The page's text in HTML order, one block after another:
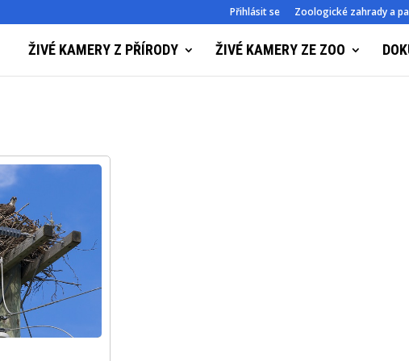
Přihlásit se Zoologické zahrady a
ŽIVÉ KAMERY Z PŘÍRODY ŽIVÉ KAMERY ZE ZOO